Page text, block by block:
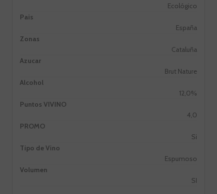
Ecológico
Pais
España
Zonas
Cataluña
Azucar
Brut Nature
Alcohol
12,0%
Puntos VIVINO
4,0
PROMO
Si
Tipo de Vino
Espumoso
Volumen
SI